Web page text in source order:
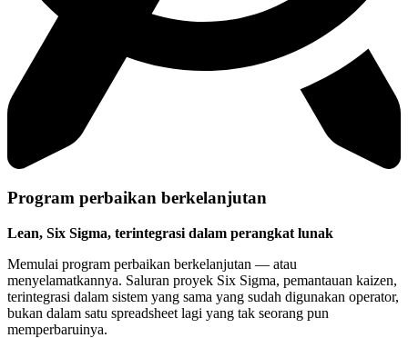
Program perbaikan berkelanjutan
Lean, Six Sigma, terintegrasi dalam perangkat lunak
Memulai program perbaikan berkelanjutan — atau
menyelamatkannya. Saluran proyek Six Sigma, pemantauan kaizen,
terintegrasi dalam sistem yang sama yang sudah digunakan operator,
bukan dalam satu spreadsheet lagi yang tak seorang pun
memperbaruinya.